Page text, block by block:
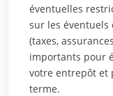
éventuelles
sur les éventuels
(taxes,
importants pour
votre entrepôt et
terme.